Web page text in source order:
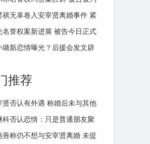
祺无辜卷入安宰贤离婚事件 紧
名誉权案新进展 被告今日正式
璐新恋情曝光？后援会发文辟
推荐
贤否认有外遇 称婚后未与其他
科否认恋情：只是普通朋友聚
善称仍不想与安宰贤离婚 未提